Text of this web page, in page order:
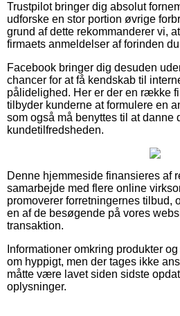
Trustpilot bringer dig absolut
udforske en stor portion øvrige
grund af dette rekommanderer vi,
firmaets anmeldelser af forinden
Facebook bringer dig desuden
chancer for at få kendskab til
pålidelighed. Her er der en række
tilbyder kunderne at formulere en
som også må benyttes til at danne
kundetilfredsheden.
Denne hjemmeside finansieres af
samarbejde med flere online
promoverer forretningernes tilbud,
en af de besøgende på vores
transaktion.
Informationer omkring produkter
om hyppigt, men der tages ikke
måtte være lavet siden sidste
oplysninger.